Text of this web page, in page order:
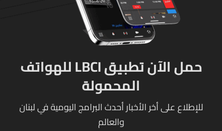
حمل الآن تطبيق LBCI للهواتف
المحمولة
للإطلاع على أخر الأخبار أحدث البرامج اليومية في لبنان
والعالم